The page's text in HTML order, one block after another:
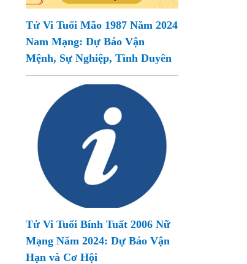
Tử Vi Tuổi Mão 1987 Năm 2024
Nam Mạng: Dự Báo Vận
Mệnh, Sự Nghiệp, Tình Duyên
Tử Vi Tuổi Bính Tuất 2006 Nữ
Mạng Năm 2024: Dự Báo Vận
Hạn và Cơ Hội